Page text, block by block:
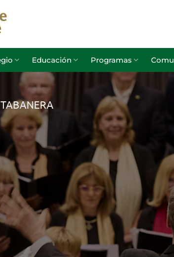
Educación Programas